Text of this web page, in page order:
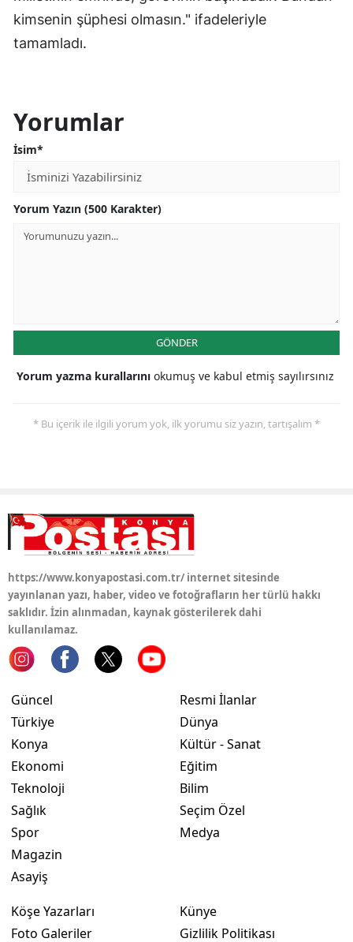
kimsenin şüphesi olmasın." ifadeleriyle
tamamladı.
Yorumlar
İsim*
Yorum Yazın (500 Karakter)
GÖNDER
Yorum yazma kurallarını okumuş ve kabul etmiş sayılırsınız
* Bu içerik ile ilgili yorum yok, ilk yorumu siz yazın, tartışalım *
https://www.konyapostasi.com.tr/ internet sitesinde
yayınlanan yazı, haber, video ve fotoğrafların her türlü hakkı
saklıdır. İzin alınmadan, kaynak gösterilerek dahi
kullanılamaz.
Güncel
Türkiye
Konya
Ekonomi
Teknoloji
Sağlık
Spor
Magazin
Asayiş
Resmi İlanlar
Dünya
Kültür - Sanat
Eğitim
Bilim
Seçim Özel
Medya
Köşe Yazarları
Foto Galeriler
Künye
Gizlilik Politikası